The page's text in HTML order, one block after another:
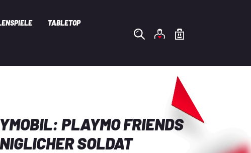
TABLETOP
PLAYMO FRIENDS
SOLDAT